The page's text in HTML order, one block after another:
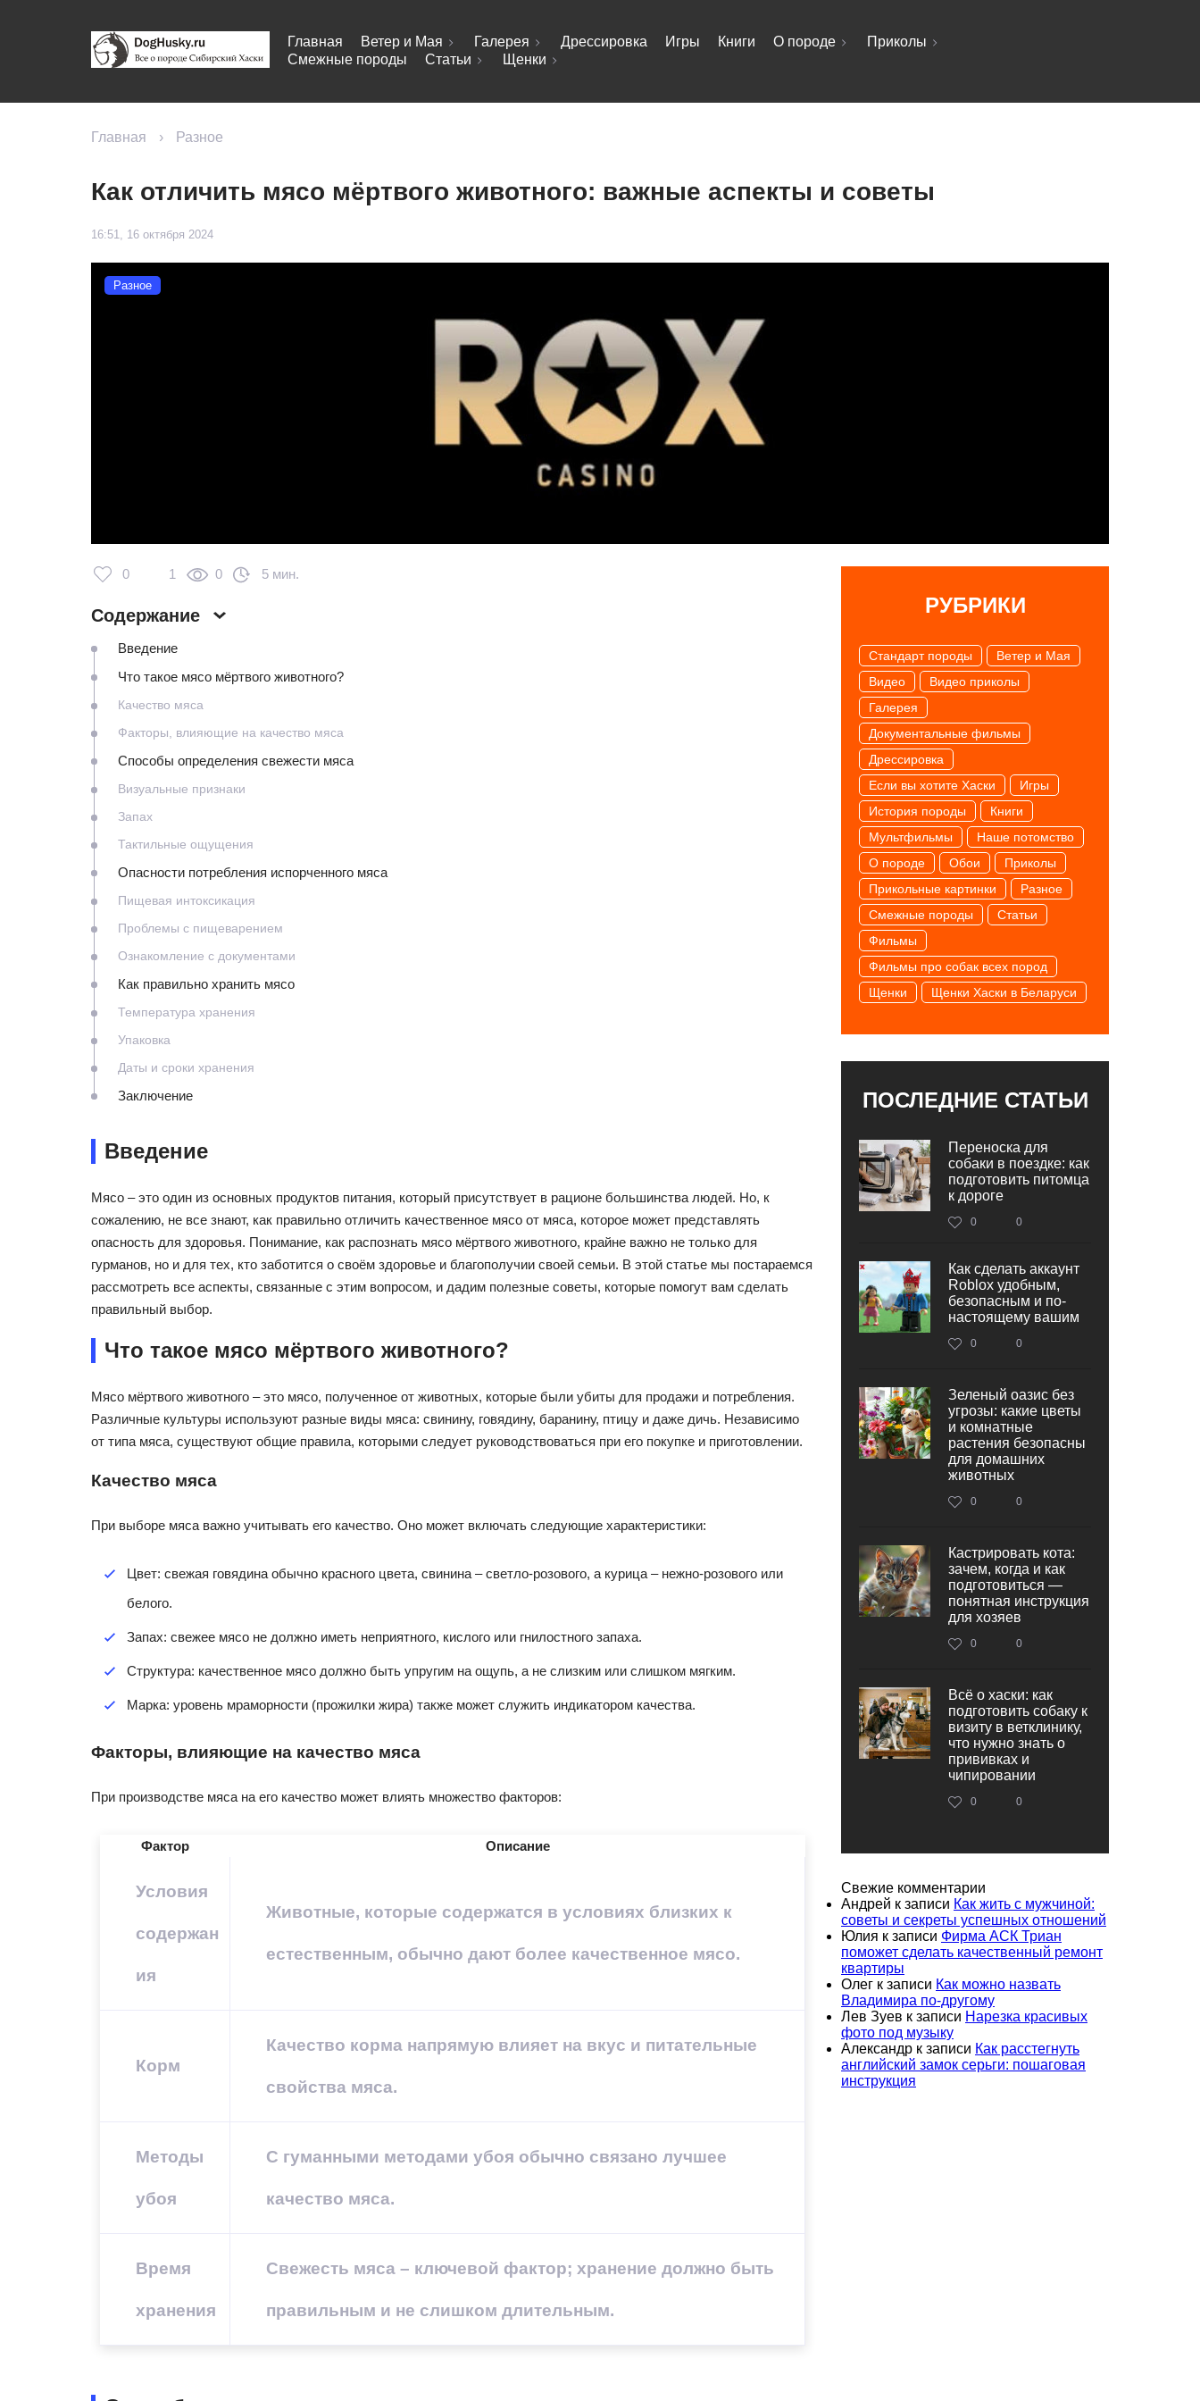
Главная Ветер и Мая Галерея Дрессировка Игры Книги О породе
Приколы
Смежные породы
Статьи Щенки
Главная › Разное
Как отличить мясо мёртвого животного: важные аспекты и советы
16:51, 16 октября 2024
Разное
0 1 0 5 мин.
Содержание
Введение
Что такое мясо мёртвого животного?
Качество мяса
Факторы, влияющие на качество мяса
Способы определения свежести мяса
Визуальные признаки
Запах
Тактильные ощущения
Опасности потребления испорченного мяса
Пищевая интоксикация
Проблемы с пищеварением
Ознакомление с документами
Как правильно хранить мясо
Температура хранения
Упаковка
Даты и сроки хранения
Заключение
Введение
Мясо – это один из основных продуктов питания, который присутствует в рационе большинства людей. Но, к
сожалению, не все знают, как правильно отличить качественное мясо от мяса, которое может представлять
опасность для здоровья. Понимание, как распознать мясо мёртвого животного, крайне важно не только для
гурманов, но и для тех, кто заботится о своём здоровье и благополучии своей семьи. В этой статье мы постараемся
рассмотреть все аспекты, связанные с этим вопросом, и дадим полезные советы, которые помогут вам сделать
правильный выбор.
Что такое мясо мёртвого животного?
Мясо мёртвого животного – это мясо, полученное от животных, которые были убиты для продажи и потребления.
Различные культуры используют разные виды мяса: свинину, говядину, баранину, птицу и даже дичь. Независимо
от типа мяса, существуют общие правила, которыми следует руководствоваться при его покупке и приготовлении.
Качество мяса
При выборе мяса важно учитывать его качество. Оно может включать следующие характеристики:
Цвет: свежая говядина обычно красного цвета, свинина – светло-розового, а курица – нежно-розового или
белого.
Запах: свежее мясо не должно иметь неприятного, кислого или гнилостного запаха.
Структура: качественное мясо должно быть упругим на ощупь, а не слизким или слишком мягким.
Марка: уровень мраморности (прожилки жира) также может служить индикатором качества.
Факторы, влияющие на качество мяса
При производстве мяса на его качество может влиять множество факторов:
Фактор Описание
Условия
содержан
ия
Животные, которые содержатся в условиях близких к
естественным, обычно дают более качественное мясо.
Корм
Качество корма напрямую влияет на вкус и питательные
свойства мяса.
Методы
убоя
С гуманными методами убоя обычно связано лучшее
качество мяса.
Время
хранения
Свежесть мяса – ключевой фактор; хранение должно быть
правильным и не слишком длительным.
РУБРИКИ
Cтандарт породы
Ветер и Мая
Видео
Видео приколы
Галерея
Документальные фильмы
Дрессировка
Если вы хотите Хаски
Игры
История породы
Книги
Мультфильмы
Наше потомство
О породе
Обои
Приколы
Прикольные картинки
Разное
Смежные породы
Статьи
Фильмы
Фильмы про собак всех пород
Щенки
Щенки Хаски в Беларуси
ПОСЛЕДНИЕ СТАТЬИ
Переноска для
собаки в поездке: как
подготовить питомца
к дороге
0 0
Как сделать аккаунт
Roblox удобным,
безопасным и по-
настоящему вашим
0 0
Зеленый оазис без
угрозы: какие цветы
и комнатные
растения безопасны
для домашних
животных
0 0
Кастрировать кота:
зачем, когда и как
подготовиться —
понятная инструкция
для хозяев
0 0
Всё о хаски: как
подготовить собаку к
визиту в ветклинику,
что нужно знать о
прививках и
чипировании
0 0
Свежие комментарии
Андрей к записи Как жить с мужчиной:
советы и секреты успешных отношений
Юлия к записи Фирма АСК Триан
поможет сделать качественный ремонт
квартиры
Олег к записи Как можно назвать
Владимира по-другому
Лев Зуев к записи Нарезка красивых
фото под музыку
Александр к записи Как расстегнуть
английский замок серьги: пошаговая
инструкция